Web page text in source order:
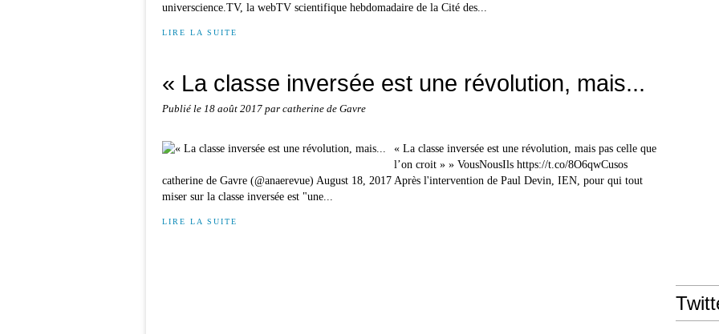
universcience.TV, la webTV scientifique hebdomadaire de la Cité des...
LIRE LA SUITE
« La classe inversée est une révolution, mais...
Publié le 18 août 2017 par catherine de Gavre
« La classe inversée est une révolution, mais pas celle que
l’on croit » » VousNousIls https://t.co/8O6qwCusos
catherine de Gavre (@anaerevue) August 18, 2017 Après l'intervention de Paul Devin, IEN, pour qui tout
miser sur la classe inversée est "une...
LIRE LA SUITE